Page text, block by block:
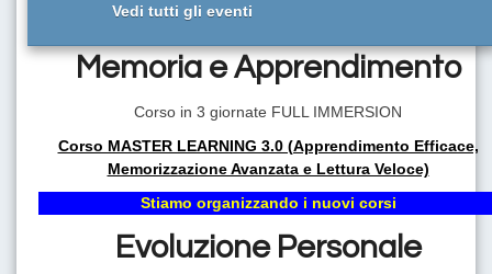
VIVI LA VITA CHE DESIDERI!
AVERE UN COACH PROFESSIONISTA AL TUO FIANCO
SIGNIFICA AVERE LA CERTEZZA DI POTER RAGGIUNGERE
TUTTI GLI OBIETTIVI DELLA TUA VITA.
Vedi tutti gli eventi
Memoria e Apprendimento
Corso in 3 giornate FULL IMMERSION
Corso MASTER LEARNING 3.0 (Apprendimento Efficace,
Memorizzazione Avanzata e Lettura Veloce)
Stiamo organizzando i nuovi corsi
Evoluzione Personale